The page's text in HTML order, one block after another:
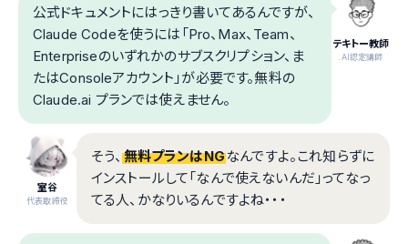
テキトー教師
.AI認定講師
公式ドキュメントにはっきり書いてあるんですが、
Claude Codeを使うには「Pro、Max、Team、
Enterpriseのいずれかのサブスクリプション、ま
たはConsoleアカウント」が必要です。無料の
Claude.ai プランでは使えません。
室谷
代表取締役
そう、無料プランはNGなんですよ。これ知らずに
インストールして「なんで使えないんだ」ってなっ
てる人、かなりいるんですよね・・・